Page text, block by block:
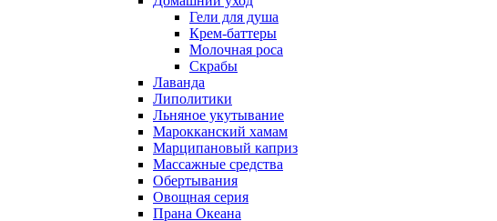
Гели для душа
Крем-баттеры
Молочная роса
Скрабы
Лаванда
Липолитики
Льняное укутывание
Марокканский хамам
Марципановый каприз
Массажные средства
Обертывания
Овощная серия
Прана Океана